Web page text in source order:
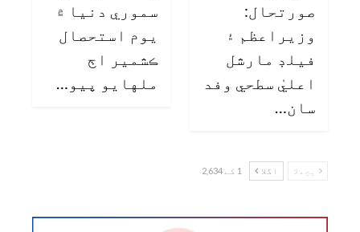
صورتحال:
وزيراعظم ۽
فيلڊ مارشل
اعليٰ سطحي وفد
سان…
سموري دنيا ۾
يوم استحصال
ڪشمير اڄ
ملهايو پيو…
پچھلا اگلا 1 کے 2,634